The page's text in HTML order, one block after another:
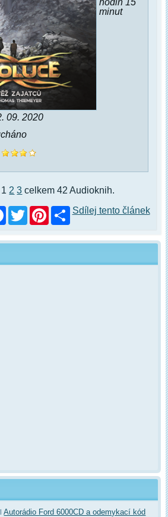
minut
09. 2020
2 3 celkem 42 Audioknih.
Facebook
TwitterPinterestSdílej tento článek
Autorádio Ford 6000CD a odemykací kód